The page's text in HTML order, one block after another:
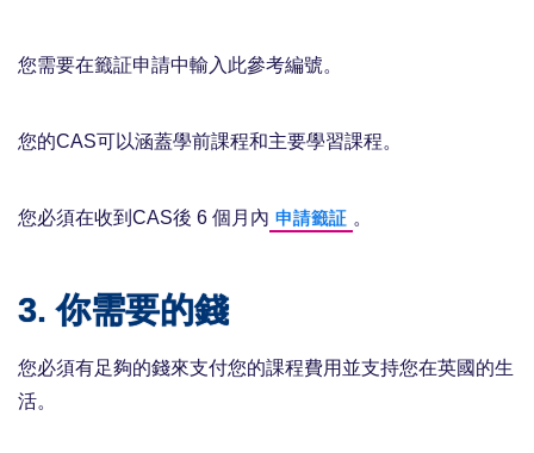
您需要在籤証申請中輸入此參考編號。
您的CAS可以涵蓋學前課程和主要學習課程。
您必須在收到CAS後 6 個月內 申請籤証 。
3. 你需要的錢
您必須有足夠的錢來支付您的課程費用並支持您在英國的生
活。